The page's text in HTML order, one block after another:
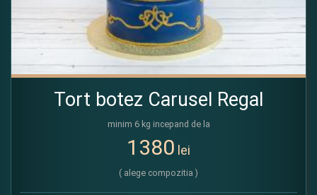
Tort botez Carusel Regal
minim 6 kg incepand de la
1380 lei
( alege compozitia )